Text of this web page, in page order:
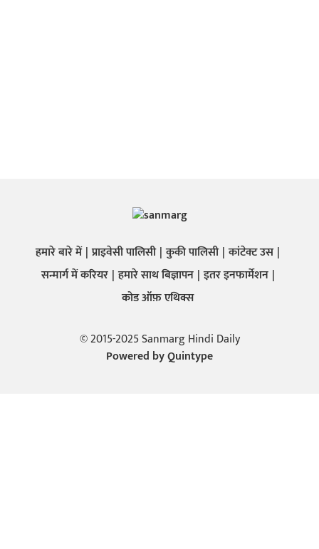
हमारे बारे में प्राइवेसी पालिसी कुकी पालिसी कांटेक्ट उस
सन्मार्ग में करियर हमारे साथ बिज्ञापन इतर इनफार्मेशन
कोड ऑफ़ एथिक्स
© 2015-2025 Sanmarg Hindi Daily
Powered byQuintype